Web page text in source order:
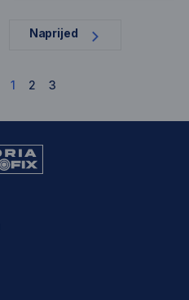
Naprijed
1 2 3